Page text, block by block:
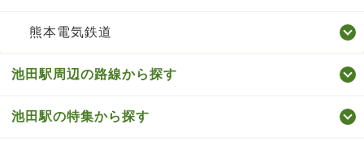
熊本電気鉄道
池田駅周辺の路線から探す
池田駅の特集から探す